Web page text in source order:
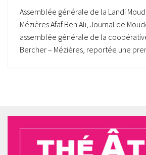
Assemblée générale de la Landi
Mézières Afaf Ben Ali, Journal de
assemblée générale de la
Bercher – Mézières, reportée une